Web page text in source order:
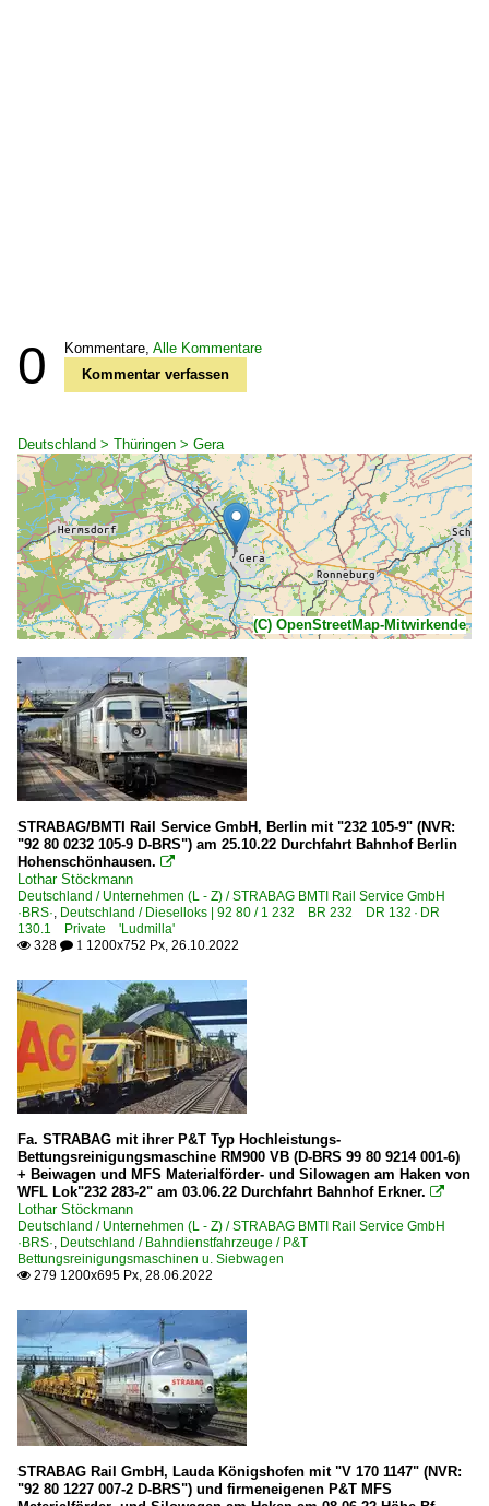
0 Kommentare, Alle Kommentare
Kommentar verfassen
Deutschland > Thüringen > Gera
(C) OpenStreetMap-Mitwirkende
STRABAG/BMTI Rail Service GmbH, Berlin mit "232 105-9" (NVR:
"92 80 0232 105-9 D-BRS") am 25.10.22 Durchfahrt Bahnhof Berlin
Hohenschönhausen. 
Lothar Stöckmann
Deutschland / Unternehmen (L - Z) / STRABAG BMTI Rail Service GmbH
·BRS·, Deutschland / Dieselloks | 92 80 / 1 232 BR 232 DR 132 · DR
130.1 Private 'Ludmilla'
 328  1 1200x752 Px, 26.10.2022
Fa. STRABAG mit ihrer P&T Typ Hochleistungs-
Bettungsreinigungsmaschine RM900 VB (D-BRS 99 80 9214 001-6)
+ Beiwagen und MFS Materialförder- und Silowagen am Haken von
WFL Lok"232 283-2" am 03.06.22 Durchfahrt Bahnhof Erkner. 
Lothar Stöckmann
Deutschland / Unternehmen (L - Z) / STRABAG BMTI Rail Service GmbH
·BRS·, Deutschland / Bahndienstfahrzeuge / P&T
Bettungsreinigungsmaschinen u. Siebwagen
 279 1200x695 Px, 28.06.2022
STRABAG Rail GmbH, Lauda Königshofen mit "V 170 1147" (NVR:
"92 80 1227 007-2 D-BRS") und firmeneigenen P&T MFS